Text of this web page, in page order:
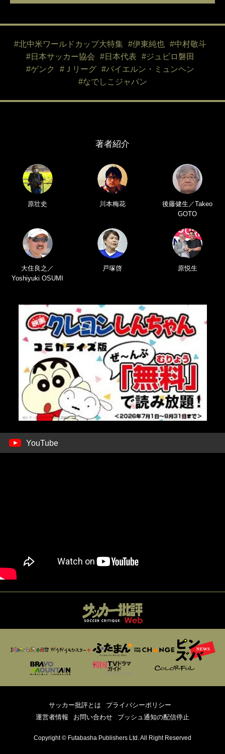
#北中米ワールドカップ大特集 #伊東純也
#中村敬斗
#日本サッカー協会
#日本代表
#ジュビロ磐田
#ゲンク
#Ｊリーグ
#バイエルン・ミュンヘン
#なでしこジャパン
著者紹介
原壮史 川本梅花
後藤健生／Takeo
GOTO
大住良之／
Yoshiyuki OSUMI
戸塚啓 原悦生
YouTube
サッカー批評とは
プライバシーポリシー
運営者情報
お問い合わせ プッシュ通知の配信停止
Copyright © Futabasha Publishers Ltd. All Right Reserved